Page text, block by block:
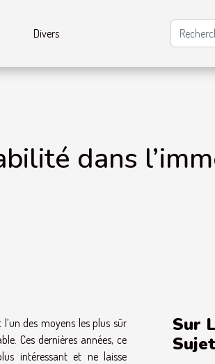
Divers
dans
des moyens les plus sûr
Ces dernières années, ce
intéressant et ne laisse
Sur
Sujet